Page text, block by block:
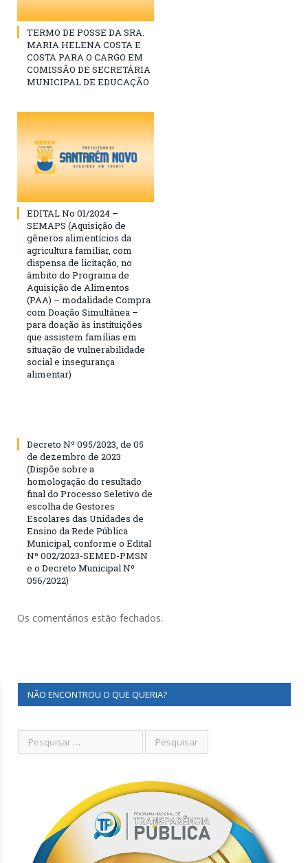
TERMO DE POSSE DA SRA.
MARIA HELENA COSTA E
COSTA PARA O CARGO EM
COMISSÃO DE SECRETÁRIA
MUNICIPAL DE EDUCAÇÃO
EDITAL No 01/2024 –
SEMAPS (Aquisição de
gêneros alimentícios da
agricultura familiar, com
dispensa de licitação, no
âmbito do Programa de
Aquisição de Alimentos
(PAA) – modalidade Compra
com Doação Simultânea –
para doação às instituições
que assistem famílias em
situação de vulnerabilidade
social e insegurança
alimentar)
Decreto Nº 095/2023, de 05
de dezembro de 2023
(Dispõe sobre a
homologação do resultado
final do Processo Seletivo de
escolha de Gestores
Escolares das Unidades de
Ensino da Rede Pública
Municipal, conforme o Edital
Nº 002/2023-SEMED-PMSN
e o Decreto Municipal Nº
056/2022)
Os comentários estão fechados.
NÃO ENCONTROU O QUE QUERIA?